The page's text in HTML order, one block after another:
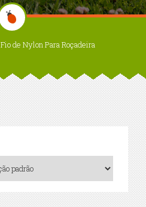
Fio de Nylon Para Roçadeira